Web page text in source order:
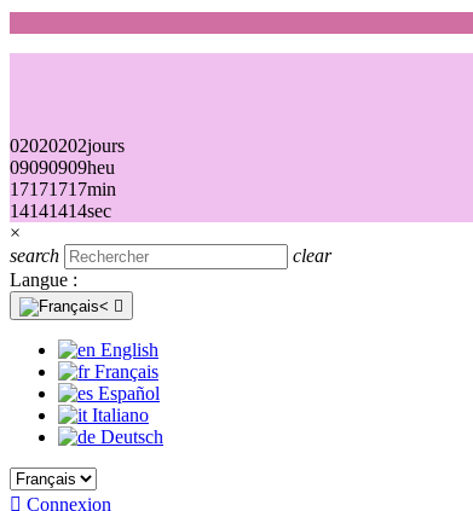
02020202jours
09090909heu
17171717min
14141414sec
×
search
clear
Langue :

English
Français
Español
Italiano
Deutsch
 Connexion